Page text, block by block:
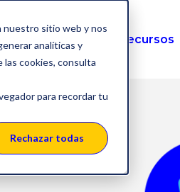
nuestro sitio web y nos
analíticas y
las cookies, consulta
para recordar tu
Rechazar todas
de Éxito Recursos